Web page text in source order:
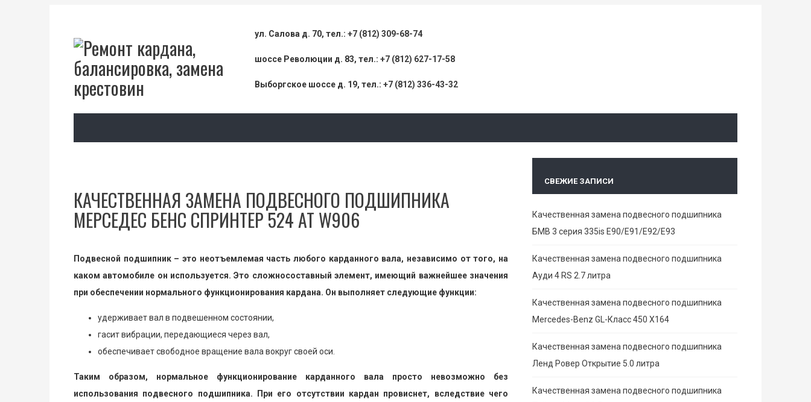
ул. Салова д. 70, тел.: +7 (812) 309-68-74
шоссе Революции д. 83, тел.: +7 (812) 627-17-58
Выборгское шоссе д. 19, тел.: +7 (812) 336-43-32
КАЧЕСТВЕННАЯ ЗАМЕНА ПОДВЕСНОГО ПОДШИПНИКА
МЕРСЕДЕС БЕНС СПРИНТЕР 524 AT W906
Подвесной подшипник – это неотъемлемая часть любого карданного вала, независимо от того, на
каком автомобиле он используется. Это сложносоставный элемент, имеющий важнейшее значения
при обеспечении нормального функционирования кардана. Он выполняет следующие функции:
удерживает вал в подвешенном состоянии,
гасит вибрации, передающиеся через вал,
обеспечивает свободное вращение вала вокруг своей оси.
Таким образом, нормальное функционирование карданного вала просто невозможно без
использования подвесного подшипника. При его отсутствии кардан провиснет, вследствие чего
СВЕЖИЕ ЗАПИСИ
Качественная замена подвесного подшипника
БМВ 3 серия 335is E90/E91/E92/E93
Качественная замена подвесного подшипника
Ауди 4 RS 2.7 литра
Качественная замена подвесного подшипника
Mercedes-Benz GL-Класс 450 X164
Качественная замена подвесного подшипника
Ленд Ровер Открытие 5.0 литра
Качественная замена подвесного подшипника